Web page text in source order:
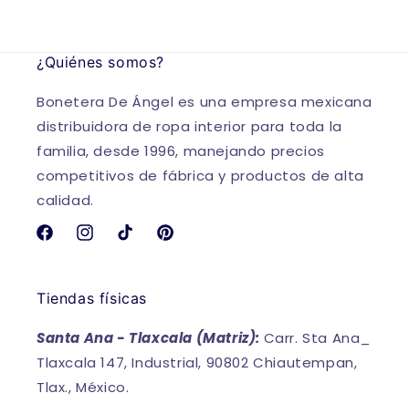
¿Quiénes somos?
Bonetera De Ángel es una empresa mexicana
distribuidora de ropa interior para toda la
familia, desde 1996, manejando precios
competitivos de fábrica y productos de alta
calidad.
FacebookInstagramTikTokPinterest
Tiendas físicas
Santa Ana - Tlaxcala (Matriz): Carr. Sta Ana_
Tlaxcala 147, Industrial, 90802 Chiautempan,
Tlax., México.